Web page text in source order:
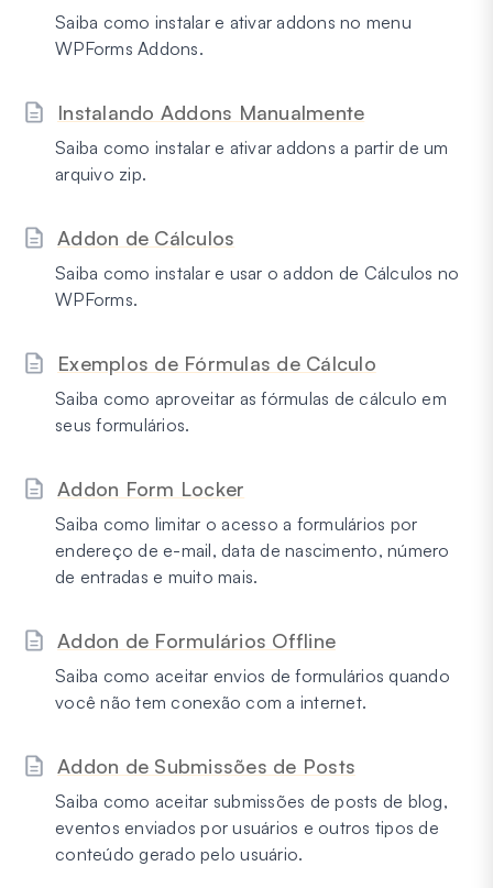
Saiba como instalar e ativar addons no menu
WPForms Addons.
Instalando Addons Manualmente
Saiba como instalar e ativar addons a partir de um
arquivo zip.
Addon de Cálculos
Saiba como instalar e usar o addon de Cálculos no
WPForms.
Exemplos de Fórmulas de Cálculo
Saiba como aproveitar as fórmulas de cálculo em
seus formulários.
Addon Form Locker
Saiba como limitar o acesso a formulários por
endereço de e-mail, data de nascimento, número
de entradas e muito mais.
Addon de Formulários Offline
Saiba como aceitar envios de formulários quando
você não tem conexão com a internet.
Addon de Submissões de Posts
Saiba como aceitar submissões de posts de blog,
eventos enviados por usuários e outros tipos de
conteúdo gerado pelo usuário.